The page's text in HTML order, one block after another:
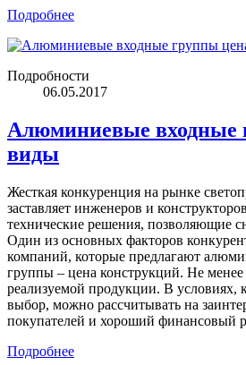
Подробнее
Подробности
06.05.2017
Алюминиевые входные
виды
Жесткая конкуренция на рынке
заставляет инженеров и
технические решения, позволяющие
Один из основных факторов
компаний, которые предлагают
группы – цена конструкций. Не
реализуемой продукции. В условиях,
выбор, можно рассчитывать на
покупателей и хороший финансовый
Подробнее